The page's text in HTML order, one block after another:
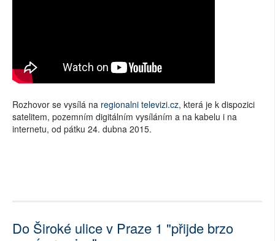
Rozhovor se vysílá na regionalni televizi.cz, která je k dispozici
satelitem, pozemním digitálním vysíláním a na kabelu i na
internetu, od pátku 24. dubna 2015.
Do Široké ulice v Praze 1 "přijde brzo